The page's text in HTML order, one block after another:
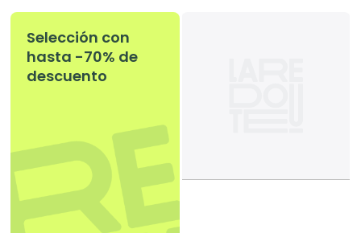
Selección con
hasta -70% de
descuento